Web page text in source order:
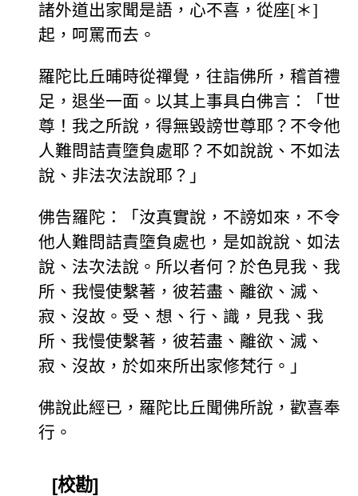
諸外道出家聞是語，心不喜，從座[＊]
起，呵罵而去。
羅陀比丘晡時從禪覺，往詣佛所，稽首禮
足，退坐一面。以其上事具白佛言：「世
尊！我之所說，得無毀謗世尊耶？不令他
人難問詰責墮負處耶？不如說說、不如法
說、非法次法說耶？」
佛告羅陀：「汝真實說，不謗如來，不令
他人難問詰責墮負處也，是如說說、如法
說、法次法說。所以者何？於色見我、我
所、我慢使繫著，彼若盡、離欲、滅、
寂、沒故。受、想、行、識，見我、我
所、我慢使繫著，彼若盡、離欲、滅、
寂、沒故，於如來所出家修梵行。」
佛說此經已，羅陀比丘聞佛所說，歡喜奉
行。
[校勘]